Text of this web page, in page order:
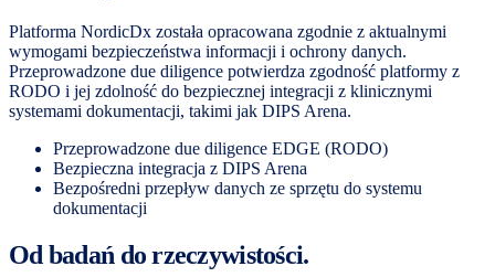
Platforma NordicDx została opracowana zgodnie z aktualnymi
wymogami bezpieczeństwa informacji i ochrony danych.
Przeprowadzone due diligence potwierdza zgodność platformy z
RODO i jej zdolność do bezpiecznej integracji z klinicznymi
systemami dokumentacji, takimi jak DIPS Arena.
Przeprowadzone due diligence EDGE (RODO)
Bezpieczna integracja z DIPS Arena
Bezpośredni przepływ danych ze sprzętu do systemu
dokumentacji
Od badań do rzeczywistości.